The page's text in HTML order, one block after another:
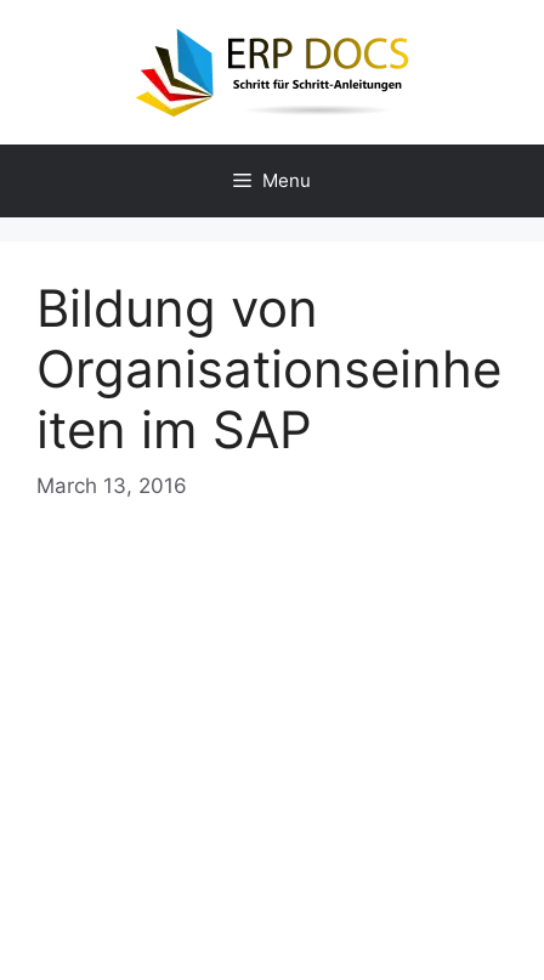
Menu
Bildung von
Organisationseinhe
iten im SAP
March 13, 2016